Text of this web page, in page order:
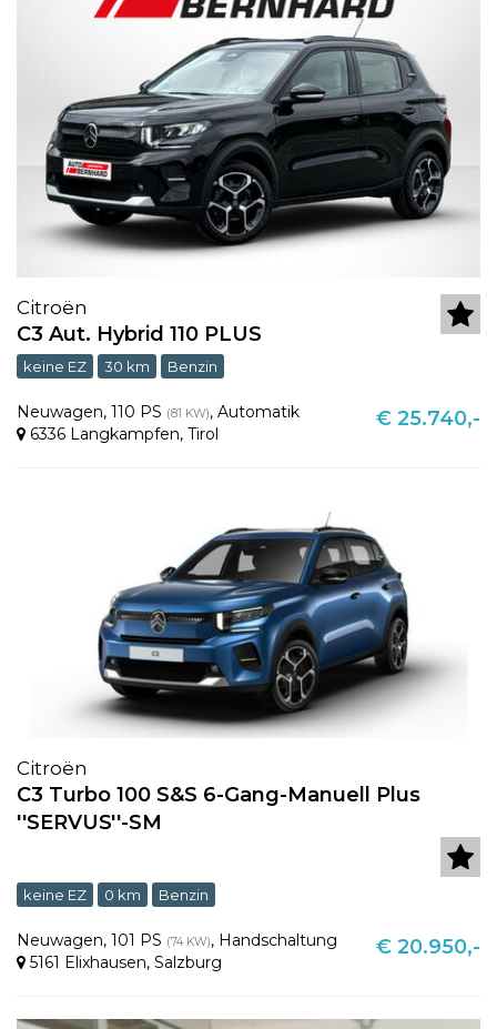
Citroën
C3 Aut. Hybrid 110 PLUS
keine EZ 30 km Benzin
Neuwagen, 110 PS (81 KW), Automatik
6336 Langkampfen, Tirol
€ 25.740,-
Citroën
C3 Turbo 100 S&S 6-Gang-Manuell Plus
''SERVUS''-SM
keine EZ 0 km Benzin
Neuwagen, 101 PS (74 KW), Handschaltung
5161 Elixhausen, Salzburg
€ 20.950,-